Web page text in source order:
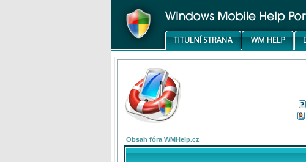
Obsah fóra WMHelp.cz